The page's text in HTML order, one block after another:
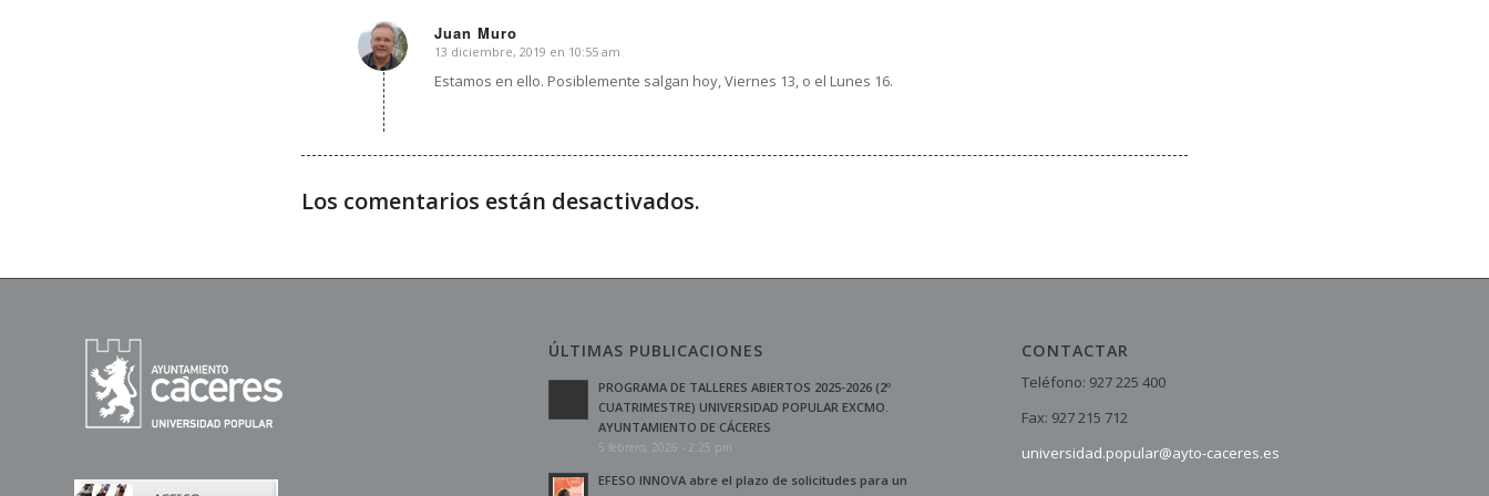
Juan Muro
Dice:
13 diciembre, 2019 en 10:55 am
Estamos en ello. Posiblemente salgan hoy, Viernes 13, o el Lunes 16.
Los comentarios están desactivados.
ÚLTIMAS PUBLICACIONES
PROGRAMA DE TALLERES ABIERTOS 2025-2026 (2º
CUATRIMESTRE) UNIVERSIDAD POPULAR EXCMO.
AYUNTAMIENTO DE CÁCERES
5 febrero, 2026 - 2:25 pm
EFESO INNOVA abre el plazo de solicitudes para un
CONTACTAR
Teléfono: 927 225 400
Fax: 927 215 712
universidad.popular@ayto-caceres.es